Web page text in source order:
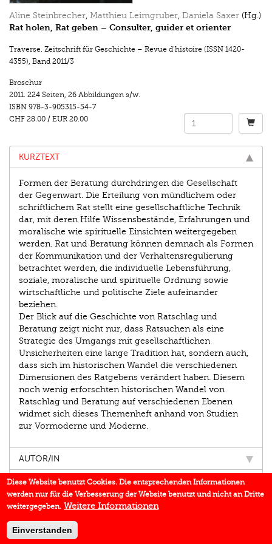
Aline Steinbrecher, Matthieu Leimgruber, Daniela Saxer (Hg.)
Rat holen, Rat geben – Consulter, guider et orienter
Traverse. Zeitschrift für Geschichte – Revue d’histoire (ISSN 1420-
4355), Band 2011/3
Broschur
2011. 224 Seiten, 26 Abbildungen s/w.
ISBN 978-3-905315-54-7
CHF 28.00 / EUR 20.00
KURZTEXT
Formen der Beratung durchdringen die Gesellschaft
der Gegenwart. Die Erteilung von mündlichem oder
schriftlichem Rat stellt eine gesellschaftliche Technik
dar, mit deren Hilfe Wissensbestände, Erfahrungen und
moralische wie spirituelle Einsichten weitergegeben
werden. Rat und Beratung können demnach als Formen
der Kommunikation und der Verhaltensregulierung
betrachtet werden, die individuelle Lebensführung,
soziale, moralische und spirituelle Ordnung sowie
wirtschaftliche und politische Ziele aufeinander
beziehen.
Der Blick auf die Geschichte von Ratschlag und
Beratung zeigt nicht nur, dass Ratsuchen als eine
Strategie des Umgangs mit gesellschaftlichen
Unsicherheiten eine lange Tradition hat, sondern auch,
dass sich im historischen Wandel die verschiedenen
Dimensionen des Ratgebens verändert haben. Diesem
noch wenig erforschten historischen Wandel von
Ratschlag und Beratung auf verschiedenen Ebenen
widmet sich dieses Themenheft anhand von Studien
zur Vormoderne und Moderne.
AUTOR/IN
EINBLICK
BUCHREIHE
DOWNLOADS
Diese Website benutzt Cookies. Die entsprechenden Informationen
werden nur für die Verbesserung der Website benutzt und nicht an Dritte
weitergegeben. Weitere Informationen
Einverstanden